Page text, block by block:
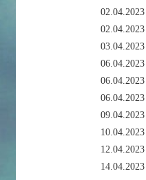
02.04.2023
02.04.2023
03.04.2023
06.04.2023
06.04.2023
06.04.2023
09.04.2023
10.04.2023
12.04.2023
14.04.2023